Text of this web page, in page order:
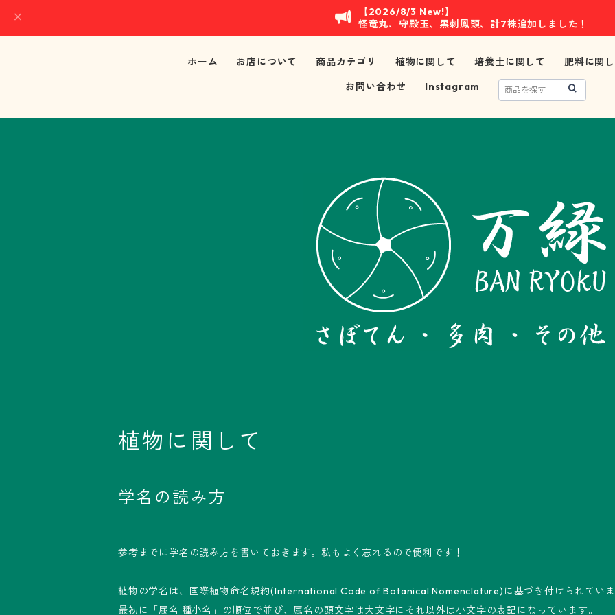
【2026/8/3 New!】
怪竜丸、守殿玉、黒刺鳳頭、計7株追加しました！
ホーム お店について 商品カテゴリ 植物に関して 培養土に関して
肥料に関
お問い合わせ
Instagram
植物に関して
学名の読み方
参考までに学名の読み方を書いておきます。私もよく忘れるので便利です！
植物の学名は、国際植物命名規約(International Code of Botanical Nomenclature)に基づき付けられてい
最初に「属名 種小名」の順位で並び、属名の頭文字は大文字にそれ以外は小文字の表記になっています。